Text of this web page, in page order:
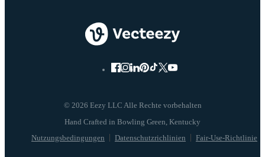
© 2026 Eezy LLC Alle Rechte vorbehalten
Nutzungsbedingungen Datenschutzrichlinien Fair-Use-Richtlinie